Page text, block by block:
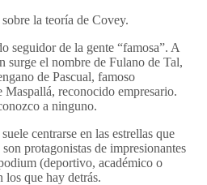
la teoría de Covey.
seguidor de la gente “famosa”. A
surge el nombre de Fulano de Tal,
de Pascual, famoso
reconocido empresario.
a ninguno.
centrarse en las estrellas que
protagonistas de impresionantes
(deportivo, académico o
los que hay detrás.